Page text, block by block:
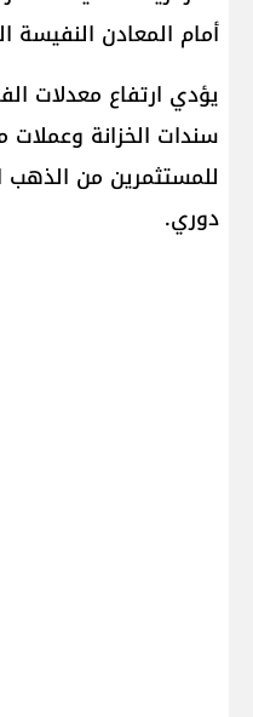
أمام المعادن النفيسة
يؤدي ارتفاع معدلات
سندات الخزانة وعملات
للمستثمرين من الذهب
دوري.